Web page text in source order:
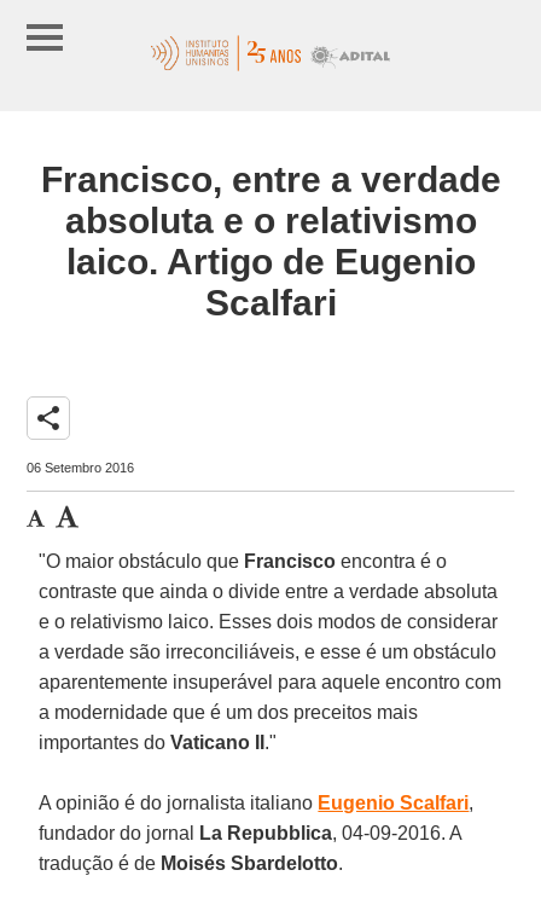
Francisco, entre a verdade
absoluta e o relativismo
laico. Artigo de Eugenio
Scalfari
share
06 Setembro 2016
"O maior obstáculo que Francisco encontra é o
contraste que ainda o divide entre a verdade absoluta
e o relativismo laico. Esses dois modos de considerar
a verdade são irreconciliáveis, e esse é um obstáculo
aparentemente insuperável para aquele encontro com
a modernidade que é um dos preceitos mais
importantes doVaticano II ."
A opinião é do jornalista italiano Eugenio Scalfari,
fundador do jornal
La Repubblica, 04-09-2016. A
tradução é de Moisés Sbardelotto.